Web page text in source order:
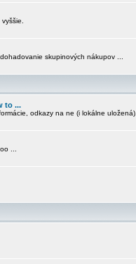
skupinových nákupov ...
to ...
odkazy na ne (i lokálne uložená).
...